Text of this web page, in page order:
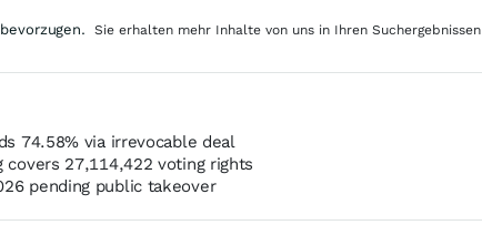
74.58% via irrevocable deal
covers 27,114,422 voting rights
pending public takeover
Sie erhalten mehr Inhalte von uns in Ihren Suchergebnissen